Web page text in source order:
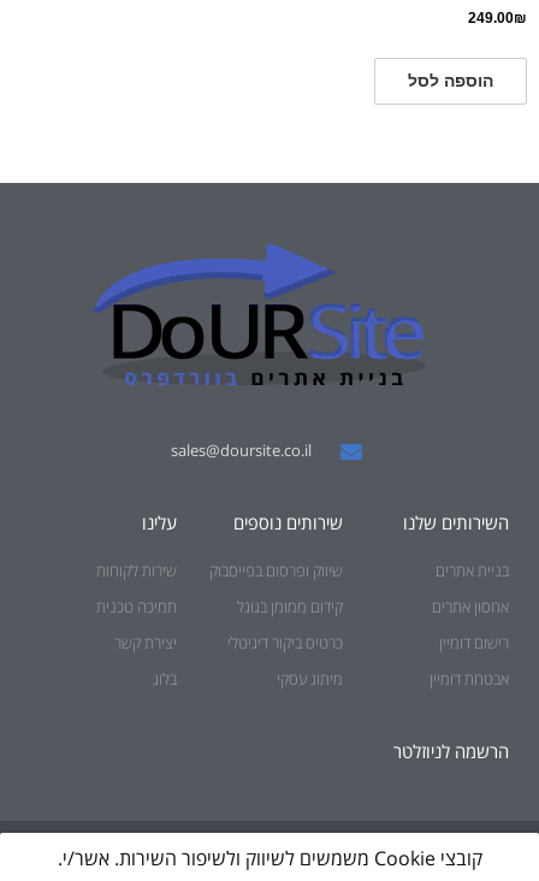
249.00₪
הוספה לסל
sales@doursite.co.il
השירותים שלנו
בניית אתרים
אחסון אתרים
רישום דומיין
אבטחת דומיין
שירותים נוספים
שיווק ופרסום בפייסבוק
קידום ממומן בגוגל
כרטיס ביקור דיגיטלי
מיתוג עסקי
עלינו
שירות לקוחות
תמיכה טכנית
יצירת קשר
בלוג
הרשמה לניוזלטר
קובצי Cookie משמשים לשיווק ולשיפור השירות. אשר/י.